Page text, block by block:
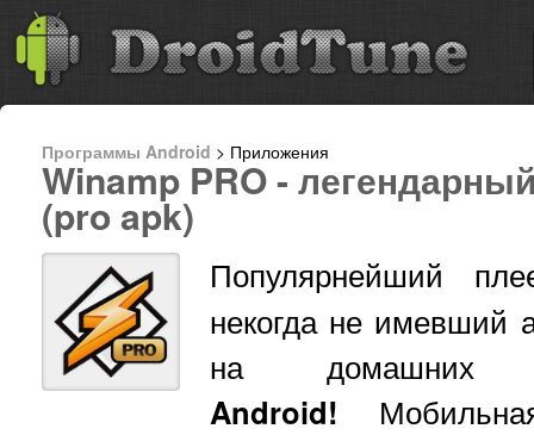
Программы Android > Приложения
Winamp PRO -
(pro apk)
Популярнейший
некогда не имевший
на
Android!